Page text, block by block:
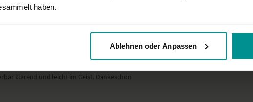
haben.
Ablehnen oder Anpassen
gut reingekommen
klärend und leicht im Geist. Dankeschön